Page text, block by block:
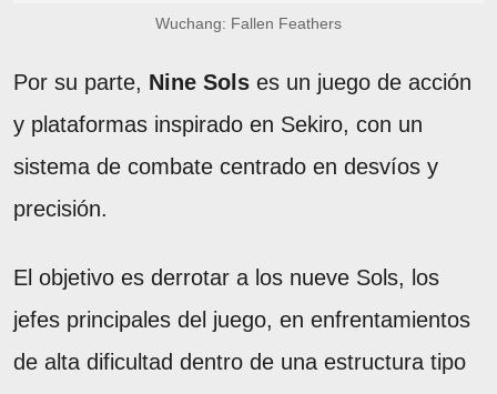
Wuchang: Fallen Feathers
Por su parte, Nine Sols es un juego de acción
y plataformas inspirado en Sekiro, con un
sistema de combate centrado en desvíos y
precisión.
El objetivo es derrotar a los nueve Sols, los
jefes principales del juego, en enfrentamientos
de alta dificultad dentro de una estructura tipo